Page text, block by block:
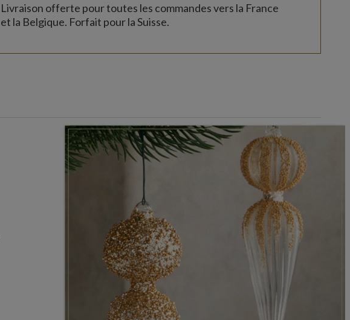
Livraison offerte pour toutes les commandes vers la France
et la Belgique. Forfait pour la Suisse.